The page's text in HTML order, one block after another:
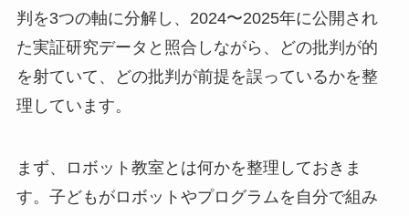
判を3つの軸に分解し、2024〜2025年に公開され
た実証研究データと照合しながら、どの批判が的
を射ていて、どの批判が前提を誤っているかを整
理しています。
まず、ロボット教室とは何かを整理しておきま
す。子どもがロボットやプログラムを自分で組み